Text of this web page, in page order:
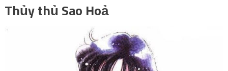
Thủy thủ Sao Hoả